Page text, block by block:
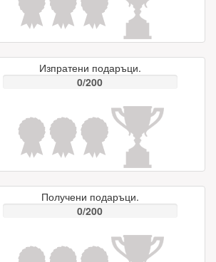
Изпратени подаръци.
0/200
Получени подаръци.
0/200